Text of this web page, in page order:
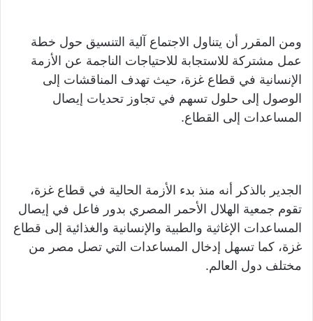
ومن المقرر أن يتناول الاجتماع آلية التنسيق حول خطة
عمل مشتركة للاستجابة للاحتياجات الناجمة عن الأزمة
الإنسانية في قطاع غزة، حيث تهدف المناقشات إلى
الوصول إلى حلول تسهم في تجاوز تحديات إيصال
المساعدات إلى القطاع.
الجدير بالذكر أنه منذ بدء الأزمة الحالية في قطاع غزة،
تقوم جمعية الهلال الأحمر المصري بدور فاعل في إيصال
المساعدات الإغاثية والطبية والإنسانية والغذائية إلى قطاع
غزة، كما تسهل إدخال المساعدات التي تصل مصر من
مختلف دول العالم.